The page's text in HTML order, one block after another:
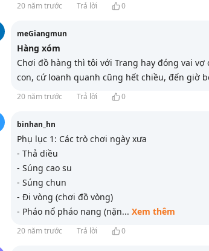
20 năm trước
Trả lời 0
meGiangmun
Hàng xóm
Chơi đồ hàng thì tôi với Trang hay đóng vai vợ
con, cứ loanh quanh cũng hết chiều, đến giờ
20 năm trước Trả lời 0
binhan_hn
Phụ lục 1: Các trò chơi ngày xưa
- Thả diều
- Súng cao su
- Súng chun
- Đi vòng (chơi đồ vòng)
- Pháo nổ pháo nang (nặn... Xem thêm
20 năm trước Trả lời 0